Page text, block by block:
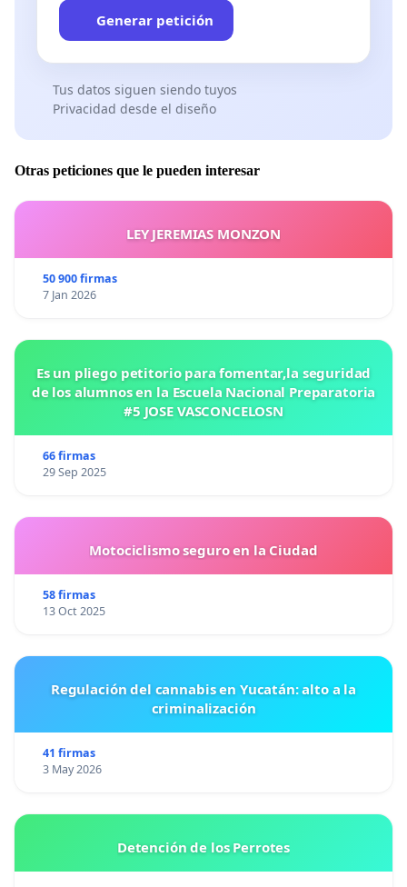
Generar petición
Tus datos siguen siendo tuyos
Privacidad desde el diseño
Otras peticiones que le pueden interesar
LEY JEREMIAS MONZON
50 900 firmas
7 Jan 2026
Es un pliego petitorio para fomentar,la seguridad
de los alumnos en la Escuela Nacional Preparatoria
#5 JOSE VASCONCELOSN
66 firmas
29 Sep 2025
Motociclismo seguro en la Ciudad
58 firmas
13 Oct 2025
Regulación del cannabis en Yucatán: alto a la
criminalización
41 firmas
3 May 2026
Detención de los Perrotes